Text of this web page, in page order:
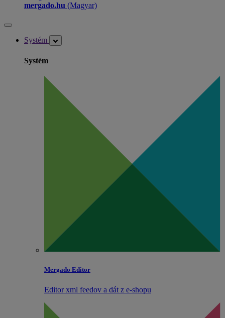
mergado.hu (Magyar)
Systém
Systém
Mergado Editor
Editor xml feedov a dát z e‑shopu